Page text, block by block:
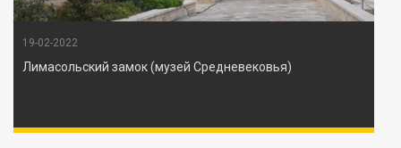
19-02-2022
Лимасольский замок (музей Средневековья)